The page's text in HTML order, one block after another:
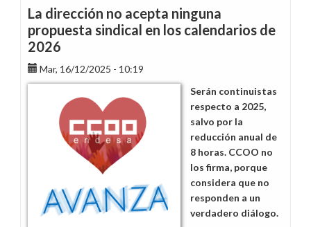
en
ClicTac
La dirección no acepta ninguna
propuesta sindical en los calendarios de
2026
Mar, 16/12/2025 - 10:19
Serán continuistas
respecto a 2025,
salvo por la
reducción anual de
8 horas. CCOO no
los firma, porque
considera que no
responden a un
verdadero diálogo.